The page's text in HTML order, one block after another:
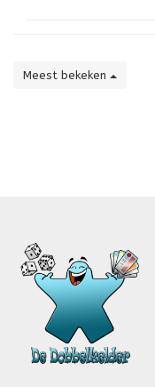
Meest bekeken